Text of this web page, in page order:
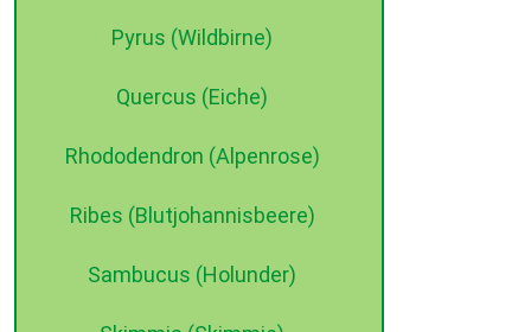
Pyrus (Wildbirne)
Quercus (Eiche)
Rhododendron (Alpenrose)
Ribes (Blutjohannisbeere)
Sambucus (Holunder)